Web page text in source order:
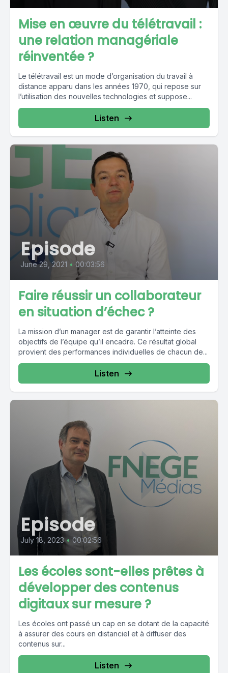
Mise en œuvre du télétravail :
une relation managériale
réinventée ?
Le télétravail est un mode d’organisation du travail à
distance apparu dans les années 1970, qui repose sur
l’utilisation des nouvelles technologies et suppose...
Listen
Episode
June 29, 2021 • 00:03:56
Faire réussir un collaborateur
en situation d’échec ?
La mission d’un manager est de garantir l’atteinte des
objectifs de l’équipe qu’il encadre. Ce résultat global
provient des performances individuelles de chacun de...
Listen
Episode
July 18, 2023 • 00:02:56
Les écoles sont-elles prêtes à
développer des contenus
digitaux sur mesure ?
Les écoles ont passé un cap en se dotant de la capacité
à assurer des cours en distanciel et à diffuser des
contenus sur...
Listen